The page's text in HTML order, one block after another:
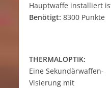
Hauptwaffe installiert
Benötigt: 8300 Punkte
THERMALOPTIK:
Eine Sekundärwaffen-
Visierung mit